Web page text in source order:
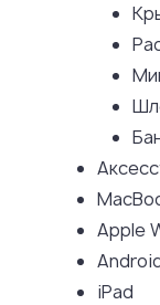
Apple
iPad